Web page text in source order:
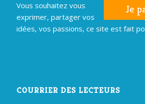
Je
Vous souhaitez vous
exprimer, partager vos
idées, vos passions, ce site est fait
COURRIER DES LECTEURS